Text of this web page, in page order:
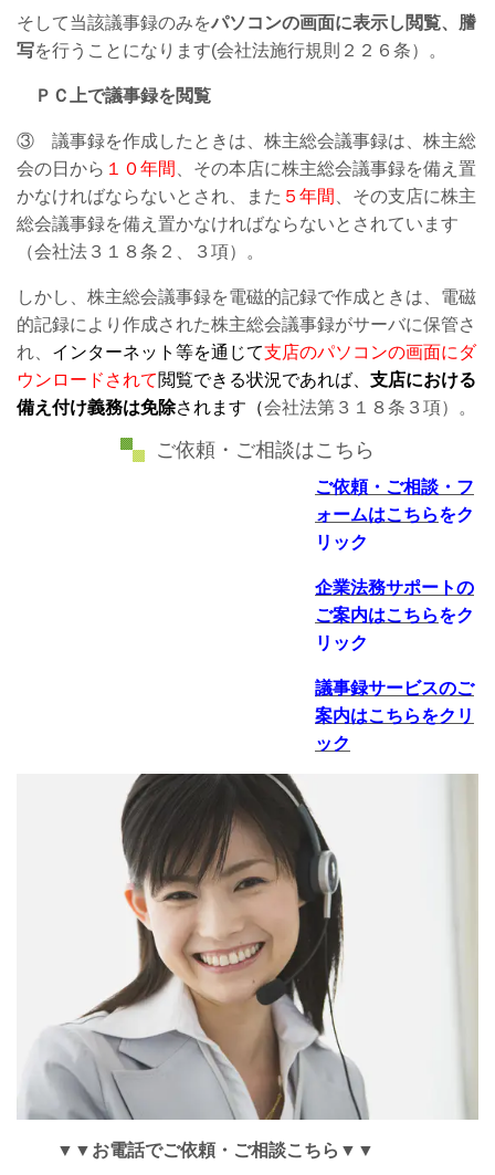
そして当該議事録のみをパソコンの画面に表示し閲覧、謄
写を行うことになります(会社法施行規則２２６条）。
ＰＣ上で議事録を閲覧
③ 議事録を作成したときは、株主総会議事録は、株主総
会の日から １０年間
、その本店に株主総会議事録を備え置
かなければならないとされ、また ５年間
、その支店に株主
総会議事録を備え置かなければならないとされています
（会社法３１８条２、３項）。
しかし、株主総会議事録を電磁的記録で作成ときは、電磁
的記録により作成された株主総会議事録がサーバに保管さ
れ、 インターネット等を通じて支店のパソコンの画面にダ
ウンロードされて閲覧できる状況であれば、 支店における
備え付け義務は免除されます （会社法第３１８条３項）。
ご依頼・ご相談はこちら
ご依頼・ご相談・フ
ォームはこちらをク
リック
企業法務サポートの
ご案内はこちらをク
リック
議事録サービスのご
案内はこちらをクリ
ック
▼▼お電話でご依頼・ご相談こちら▼▼